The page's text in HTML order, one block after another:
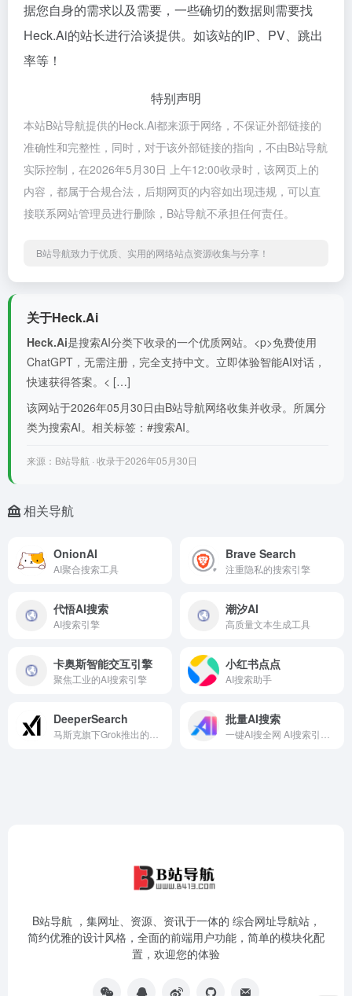
据您自身的需求以及需要，一些确切的数据则需要找
Heck.Ai的站长进行洽谈提供。如该站的IP、PV、跳出
率等！
特别声明
本站B站导航提供的Heck.Ai都来源于网络，不保证外部链接的
准确性和完整性，同时，对于该外部链接的指向，不由B站导航
实际控制，在2026年5月30日 上午12:00收录时，该网页上的
内容，都属于合规合法，后期网页的内容如出现违规，可以直
接联系网站管理员进行删除，B站导航不承担任何责任。
B站导航致力于优质、实用的网络站点资源收集与分享！
关于Heck.Ai
Heck.Ai是搜索AI分类下收录的一个优质网站。<p>免费使用
ChatGPT，无需注册，完全支持中文。立即体验智能AI对话，
快速获得答案。< […]
该网站于2026年05月30日由B站导航网络收集并收录。所属分
类为搜索AI。相关标签：#搜索AI。
来源：B站导航 · 收录于2026年05月30日
相关导航
OnionAI
AI聚合搜索工具
Brave Search
注重隐私的搜索引擎
代悟AI搜索
AI搜索引擎
潮汐AI
高质量文本生成工具
卡奥斯智能交互引擎
聚焦工业的AI搜索引擎
小红书点点
AI搜索助手
DeeperSearch 批量AI搜索
B站导航 ，集网址、资源、资讯于一体的 综合网址导航站，
简约优雅的设计风格，全面的前端用户功能，简单的模块化配
置，欢迎您的体验